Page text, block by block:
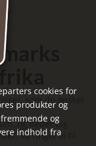
som du ønsker
og beder dig
så ringer vi til
cookies for
produkter og
og
indhold fra